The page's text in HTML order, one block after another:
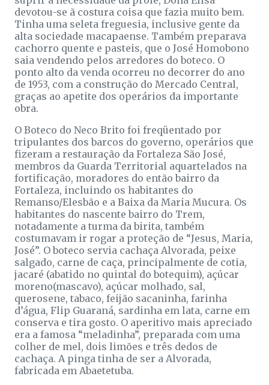
devotou-se ã costura coisa que fazia muito bem.
Tinha uma seleta freguesia, inclusive gente da
alta sociedade macapaense. Também preparava
cachorro quente e pasteis, que o José Homobono
saia vendendo pelos arredores do boteco. O
ponto alto da venda ocorreu no decorrer do ano
de 1953, com a construção do Mercado Central,
graças ao apetite dos operários da importante
obra.
O Boteco do Neco Brito foi freqüentado por
tripulantes dos barcos do governo, operários que
fizeram a restauração da Fortaleza São José,
membros da Guarda Territorial aquartelados na
fortificação, moradores do então bairro da
Fortaleza, incluindo os habitantes do
Remanso/Elesbão e a Baixa da Maria Mucura. Os
habitantes do nascente bairro do Trem,
notadamente a turma da birita, também
costumavam ir rogar a proteção de “Jesus, Maria,
José”. O boteco servia cachaça Alvorada, peixe
salgado, carne de caça, principalmente de cotia,
jacaré (abatido no quintal do botequim), açúcar
moreno(mascavo), açúcar molhado, sal,
querosene, tabaco, feijão sacaninha, farinha
d’água, Flip Guaraná, sardinha em lata, carne em
conserva e tira gosto. O aperitivo mais apreciado
era a famosa “meladinha”, preparada com uma
colher de mel, dois limões e três dedos de
cachaça. A pinga tinha de ser a Alvorada,
fabricada em Abaetetuba.